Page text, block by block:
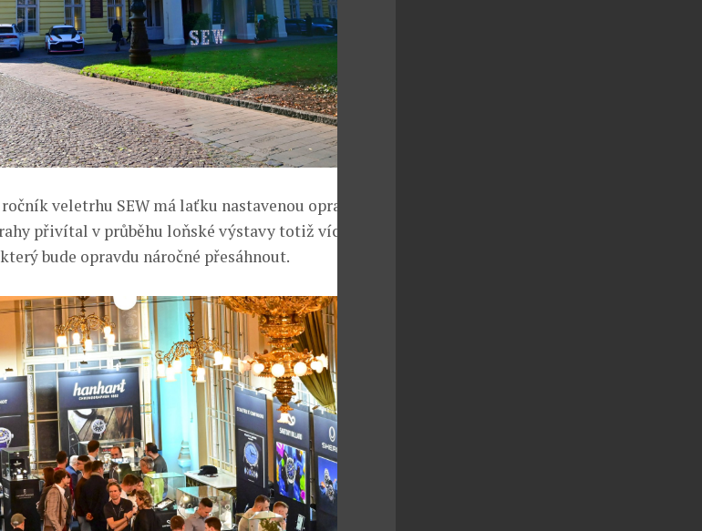
veletrhu SEW má laťku nastavenou opravdu
přivítal v průběhu loňské výstavy totiž více než 4
bude opravdu náročné přesáhnout.